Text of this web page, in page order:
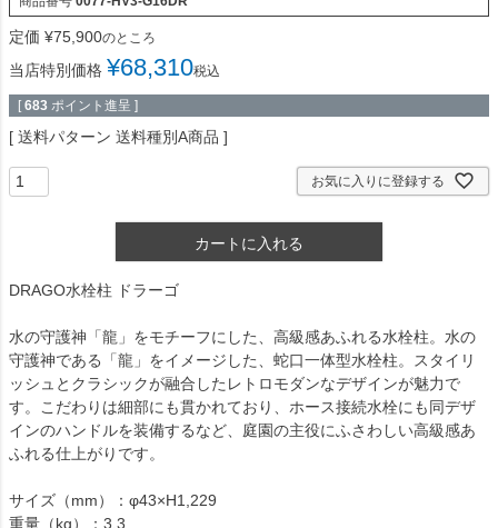
定価 ¥75,900のところ
当店特別価格 ¥68,310税込
[ 683 ポイント進呈 ]
送料パターン 送料種別A商品
お気に入りに登録する
カートに入れる
DRAGO水栓柱 ドラーゴ
水の守護神「龍」をモチーフにした、高級感あふれる水栓柱。水の
守護神である「龍」をイメージした、蛇口一体型水栓柱。スタイリ
ッシュとクラシックが融合したレトロモダンなデザインが魅力で
す。こだわりは細部にも貫かれており、ホース接続水栓にも同デザ
インのハンドルを装備するなど、庭園の主役にふさわしい高級感あ
ふれる仕上がりです。
サイズ（mm）：φ43×H1,229
重量（kg）：3.3